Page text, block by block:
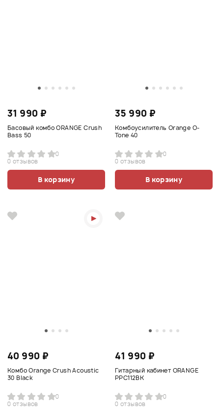
31 990 ₽
Басовый комбо ORANGE Crush
Bass 50
0
0 отзывов
В корзину
35 990 ₽
Комбоусилитель Orange O-
Tone 40
0
0 отзывов
В корзину
40 990 ₽
Комбо Orange Crush Acoustic
30 Black
0
0 отзывов
41 990 ₽
Гитарный кабинет ORANGE
PPC112BK
0
0 отзывов